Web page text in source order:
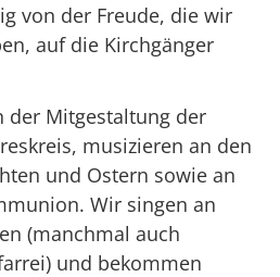
von der Freude, die wir
auf die Kirchgänger
der Mitgestaltung der
musizieren an den
und Ostern sowie an
Wir singen an
(manchmal auch
und bekommen